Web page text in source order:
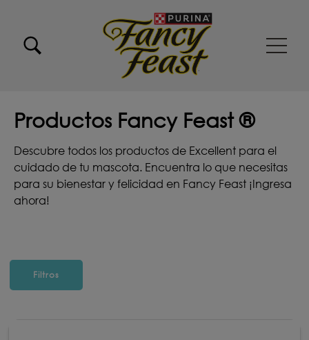
Menu Secundario Fancy feast
Menu Principal Fancy Feast
Productos Fancy Feast ®
Descubre todos los productos de Excellent para el
cuidado de tu mascota. Encuentra lo que necesitas
para su bienestar y felicidad en Fancy Feast ¡Ingresa
ahora!
Filtros